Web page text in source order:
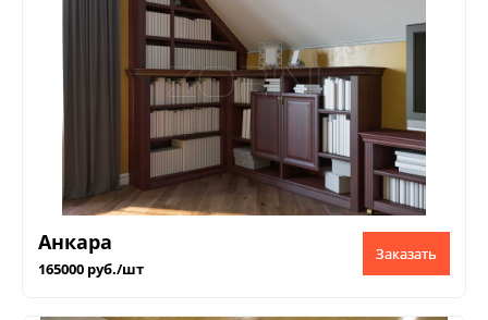
Анкара
165000 руб./шт
Заказать